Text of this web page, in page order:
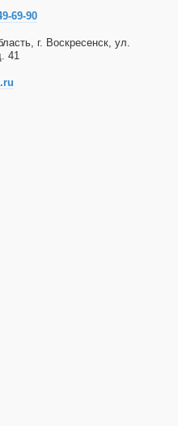
69-90
г. Воскресенск, ул.
41